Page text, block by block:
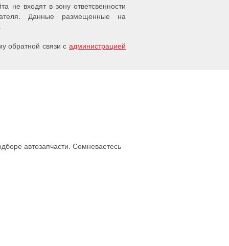
не входят в зону ответсвенности
Данные размещенные на
обратной связи с администрацией
автозапчасти. Сомневаетесь